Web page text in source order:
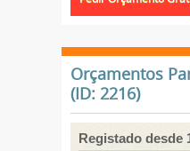
Orçamentos
(ID: 2216)
Registado desde